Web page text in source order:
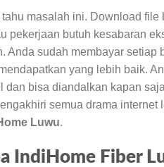
tahu masalah ini. Download file
pekerjaan butuh kesabaran
Anda sudah membayar setiap
yang lebih baik.
bisa diandalkan kapan
semua drama internet
Luwu.
IndiHome Fiber